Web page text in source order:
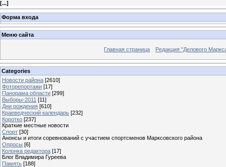
[...]
Форма входа
Меню сайта
Главная страница Редакция "Делового
Categories
Новости района [2610]
Фоторепортажи [17]
Панорама области [299]
Выборы-2011 [11]
Дни рождения [610]
Краеведческий календарь [232]
Коротко [237]
Краткие местные новости
Спорт [30]
Анонсы и итоги соревнований с участием спортсменов Марксовского района
Опросы [6]
Колонка редактора [17]
Блог Владимира Гуреева
Память [188]